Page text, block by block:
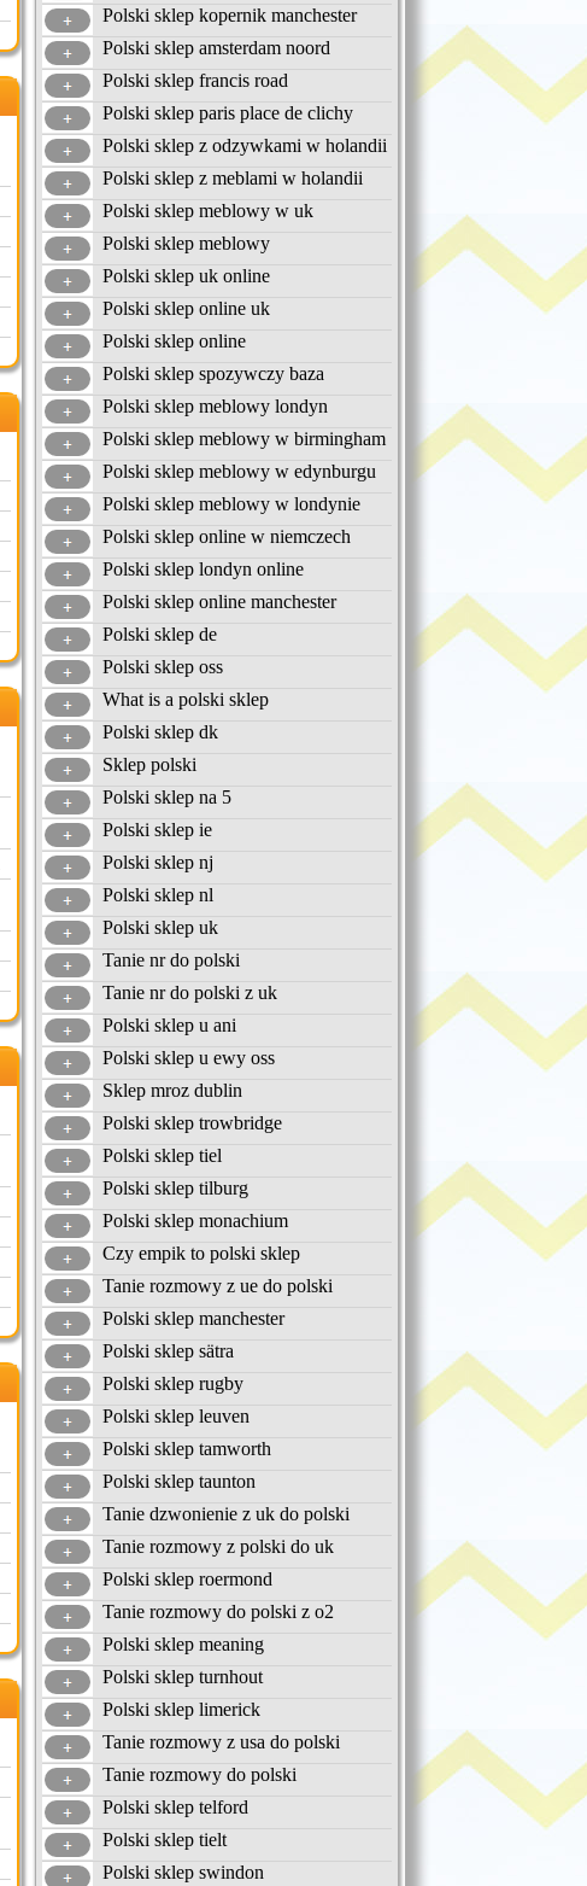
Polski sklep kopernik manchester
Polski sklep amsterdam noord
Polski sklep francis road
Polski sklep paris place de clichy
Polski sklep z odzywkami w holandii
Polski sklep z meblami w holandii
Polski sklep meblowy w uk
Polski sklep meblowy
Polski sklep uk online
Polski sklep online uk
Polski sklep online
Polski sklep spozywczy baza
Polski sklep meblowy londyn
Polski sklep meblowy w birmingham
Polski sklep meblowy w edynburgu
Polski sklep meblowy w londynie
Polski sklep online w niemczech
Polski sklep londyn online
Polski sklep online manchester
Polski sklep de
Polski sklep oss
What is a polski sklep
Polski sklep dk
Sklep polski
Polski sklep na 5
Polski sklep ie
Polski sklep nj
Polski sklep nl
Polski sklep uk
Tanie nr do polski
Tanie nr do polski z uk
Polski sklep u ani
Polski sklep u ewy oss
Sklep mroz dublin
Polski sklep trowbridge
Polski sklep tiel
Polski sklep tilburg
Polski sklep monachium
Czy empik to polski sklep
Tanie rozmowy z ue do polski
Polski sklep manchester
Polski sklep sätra
Polski sklep rugby
Polski sklep leuven
Polski sklep tamworth
Polski sklep taunton
Tanie dzwonienie z uk do polski
Tanie rozmowy z polski do uk
Polski sklep roermond
Tanie rozmowy do polski z o2
Polski sklep meaning
Polski sklep turnhout
Polski sklep limerick
Tanie rozmowy z usa do polski
Tanie rozmowy do polski
Polski sklep telford
Polski sklep tielt
Polski sklep swindon